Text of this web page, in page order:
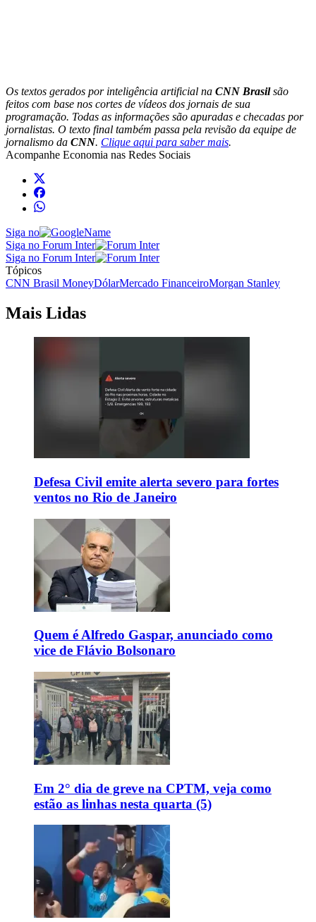
Os textos gerados por inteligência artificial na CNN Brasilsão
feitos com base nos cortes de vídeos dos jornais de sua
programação. Todas as informações são apuradas e checadas por
jornalistas. O texto final também passa pela revisão da equipe de
jornalismo da CNN. Clique aqui para saber mais.
Acompanhe Economia nas Redes Sociais
Siga no
Siga no Forum Inter
Siga no Forum Inter
Tópicos
CNN Brasil MoneyDólarMercado FinanceiroMorgan Stanley
Mais Lidas
Defesa Civil emite alerta severo para fortes
ventos no Rio de Janeiro
Quem é Alfredo Gaspar, anunciado como
vice de Flávio Bolsonaro
Em 2° dia de greve na CPTM, veja como
estão as linhas nesta quarta (5)